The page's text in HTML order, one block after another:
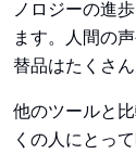
ノロジーの進
ます。人間の
替品はたくさん
他のツールと
くの人にとっ